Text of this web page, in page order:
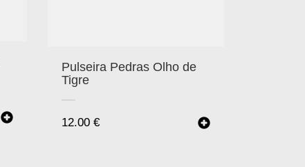
Pulseira Pedras Olho de
Tigre
12.00 €